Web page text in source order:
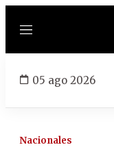
Menú
05 ago 2026
Nacionales